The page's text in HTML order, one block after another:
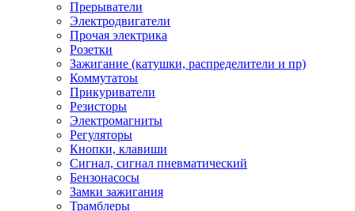
Прерыватели
Электродвигатели
Прочая электрика
Розетки
Зажигание (катушки, распределители и пр)
Коммутатоы
Прикуриватели
Резисторы
Электромагниты
Регуляторы
Кнопки, клавиши
Сигнал, сигнал пневматический
Бензонасосы
Замки зажигания
Трамблеры